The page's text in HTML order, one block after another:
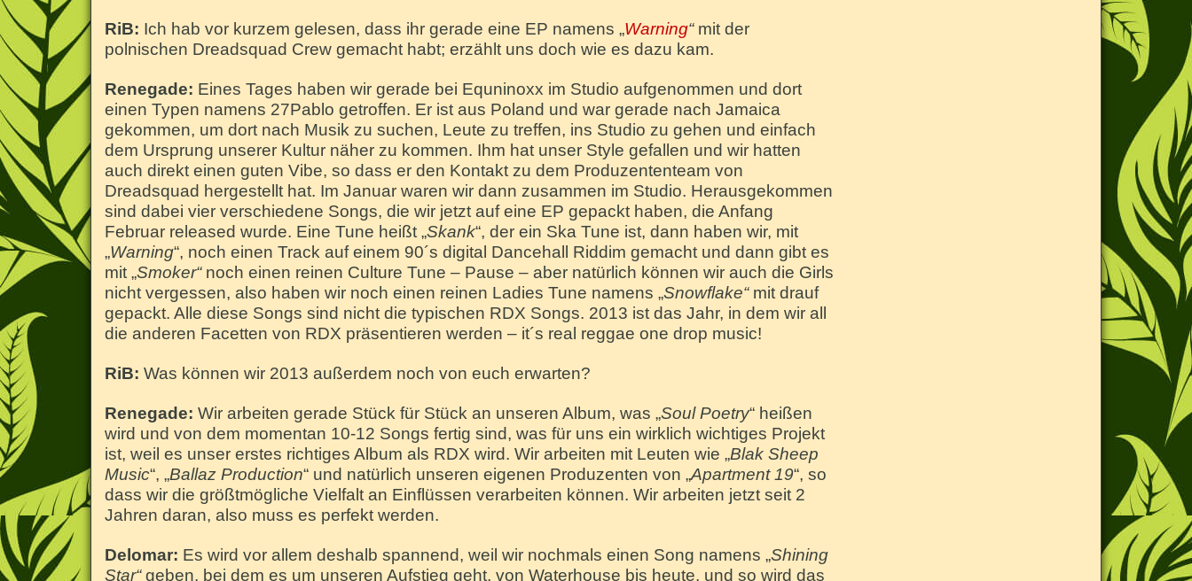
RiB: Ich hab vor kurzem gelesen, dass ihr gerade eine EP namens „Warning“mit der
polnischen Dreadsquad Crew gemacht habt; erzählt uns doch wie es dazu kam.
Renegade: Eines Tages haben wir gerade bei Equninoxx im Studio aufgenommen und dort
einen Typen namens 27Pablo getroffen. Er ist aus Poland und war gerade nach Jamaica
gekommen, um dort nach Musik zu suchen, Leute zu treffen, ins Studio zu gehen und einfach
dem Ursprung unserer Kultur näher zu kommen. Ihm hat unser Style gefallen und wir hatten
auch direkt einen guten Vibe, so dass er den Kontakt zu dem Produzententeam von
Dreadsquad hergestellt hat. Im Januar waren wir dann zusammen im Studio. Herausgekommen
sind dabei vier verschiedene Songs, die wir jetzt auf eine EP gepackt haben, die Anfang
Februar released wurde. Eine Tune heißt „Skank“, der ein Ska Tune ist, dann haben wir, mit
„Warning“, noch einen Track auf einem 90´s digital Dancehall Riddim gemacht und dann gibt es
mit „Smoker“noch einen reinen Culture Tune – Pause – aber natürlich können wir auch die Girls
nicht vergessen, also haben wir noch einen reinen Ladies Tune namens „Snowflake“ mit drauf
gepackt. Alle diese Songs sind nicht die typischen RDX Songs. 2013 ist das Jahr, in dem wir all
die anderen Facetten von RDX präsentieren werden – it´s real reggae one drop music!
RiB: Was können wir 2013 außerdem noch von euch erwarten?
Renegade: Wir arbeiten gerade Stück für Stück an unseren Album, was „Soul Poetry“ heißen
wird und von dem momentan 10-12 Songs fertig sind, was für uns ein wirklich wichtiges Projekt
ist, weil es unser erstes richtiges Album als RDX wird. Wir arbeiten mit Leuten wie „Blak Sheep
Music“, „Ballaz Production“ und natürlich unseren eigenen Produzenten von „Apartment 19“, so
dass wir die größtmögliche Vielfalt an Einflüssen verarbeiten können. Wir arbeiten jetzt seit 2
Jahren daran, also muss es perfekt werden.
Delomar: Es wird vor allem deshalb spannend, weil wir nochmals einen Song namens „Shining
Star“geben, bei dem es um unseren Aufstieg geht, von Waterhouse bis heute, und so wird das